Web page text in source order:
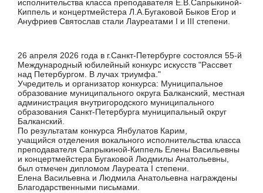
исполнительства класса преподавателя Е.В.Сапрыкиной-
Киппель и концертмейстера Л.А.Бугаковой Быков Егор и
Ануфриев Святослав стали Лауреатами I и III степени.
26 апреля 2026 года в г.Санкт-Петербурге состоялся 55-й
Международный юбилейный конкурс искусств "Рассвет
над Петербургом. В лучах триумфа."
Учредитель и организатор конкурса: Муниципальное
образование муниципального округа Балканский, местная
администрация внутригородского муниципального
образования Санкт-Петербурга муниципальный округ
Балканский.
По результатам конкурса Янбулатов Карим,
учащийся отделения вокального исполнительства класса
преподавателя Сапрыкиной-Киппель Елены Васильевны
и концертмейстера Бугаковой Людмилы Анатольевны,
был отмечен дипломом Лауреата I степени.
Елена Васильевна и Людмила Анатольевна награждены
Благодарственными письмами.